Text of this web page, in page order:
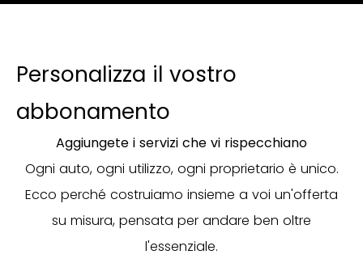
Personalizza il vostro
abbonamento
Aggiungete i servizi che vi rispecchiano
Ogni auto, ogni utilizzo, ogni proprietario è unico.
Ecco perché costruiamo insieme a voi un'offerta
su misura, pensata per andare ben oltre
l'essenziale.